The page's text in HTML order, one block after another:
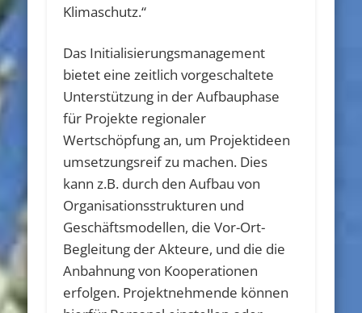
Klimaschutz.“
Das Initialisierungsmanagement
bietet eine zeitlich vorgeschaltete
Unterstützung in der Aufbauphase
für Projekte regionaler
Wertschöpfung an, um Projektideen
umsetzungsreif zu machen. Dies
kann z.B. durch den Aufbau von
Organisationsstrukturen und
Geschäftsmodellen, die Vor-Ort-
Begleitung der Akteure, und die die
Anbahnung von Kooperationen
erfolgen. Projektnehmende können